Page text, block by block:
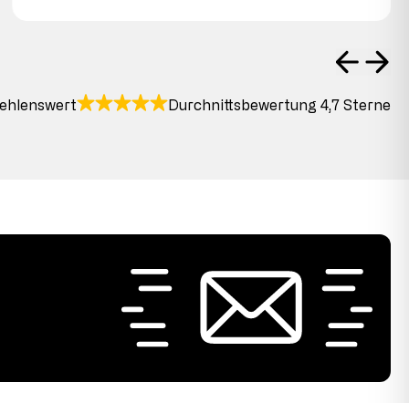
Durchnittsbewertung 4,7 Sterne